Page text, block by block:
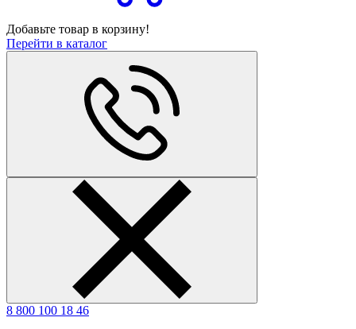
Добавьте товар в корзину!
Перейти в каталог
8 800 100 18 46